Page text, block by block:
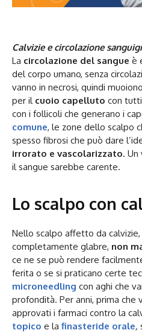
Calvizie e circolazione
La circolazione del sangue è
del corpo umano, senza
vanno in necrosi, quindi
per il cuoio capelluto con
con i follicoli che generano i
comune, le zone dello scalpo
spesso fibrosi che può dare
irrorato e vascolarizzato. Un
il sangue sarebbe carente.
Lo scalpo con
Nello scalpo affetto da
completamente glabre, non
ce ne se può rendere
ferita o se si praticano certe
microneedling con aghi che
profondità. Per anni, prima che
approvati i farmaci contro la
topico e la finasteride orale,